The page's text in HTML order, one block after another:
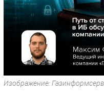
Кадры
Регулирование
Финансы
Web
Безопасность
Инновации
Изображение: